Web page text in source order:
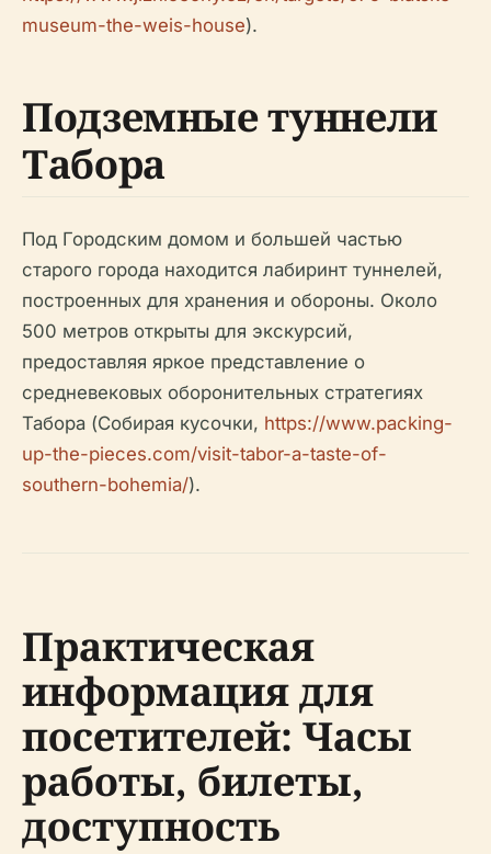
museum-the-weis-house).
Подземные туннели
Табора
Под Городским домом и большей частью
старого города находится лабиринт туннелей,
построенных для хранения и обороны. Около
500 метров открыты для экскурсий,
предоставляя яркое представление о
средневековых оборонительных стратегиях
Табора (Собирая кусочки, https://www.packing-
up-the-pieces.com/visit-tabor-a-taste-of-
southern-bohemia/).
Практическая
информация для
посетителей: Часы
работы, билеты,
доступность